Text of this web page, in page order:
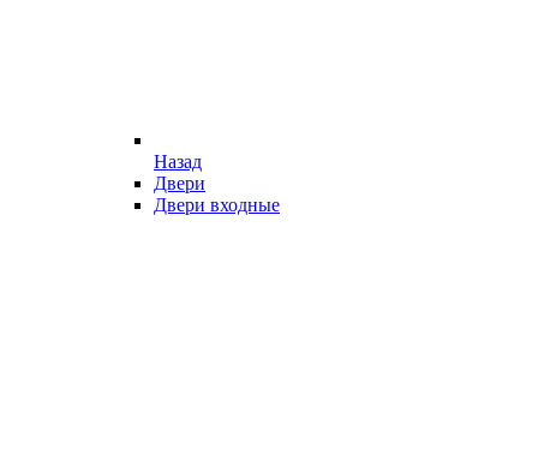
Назад
Двери
Двери входные